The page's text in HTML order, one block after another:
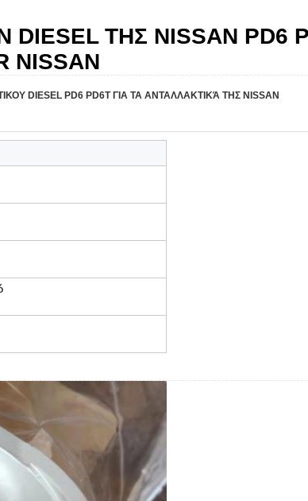
ΤΗΣ NISSAN PD6
NISSAN
DIESEL PD6 PD6T ΓΙΑ ΤΑ ΑΝΤΑΛΛΑΚΤΙΚΆ ΤΗΣ NISSAN